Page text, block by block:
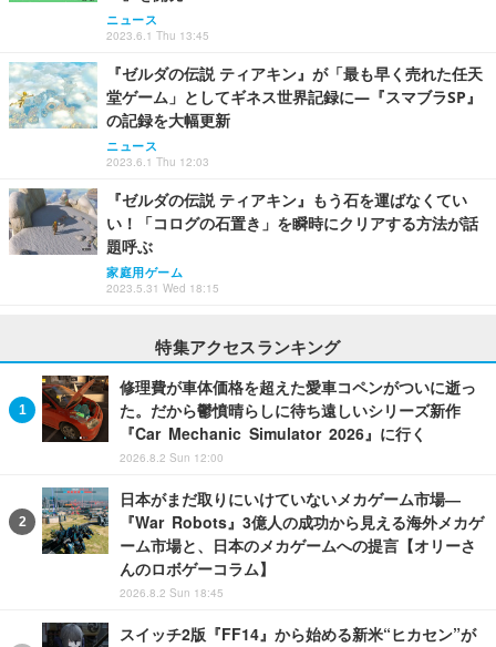
ニュース
2023.6.1 Thu 13:45
『ゼルダの伝説 ティアキン』が「最も早く売れた任天
堂ゲーム」としてギネス世界記録に―『スマブラSP』
の記録を大幅更新
ニュース
2023.6.1 Thu 12:03
『ゼルダの伝説 ティアキン』もう石を運ばなくてい
い！「コログの石置き」を瞬時にクリアする方法が話
題呼ぶ
家庭用ゲーム
2023.5.31 Wed 18:15
特集アクセスランキング
修理費が車体価格を超えた愛車コペンがついに逝っ
た。だから鬱憤晴らしに待ち遠しいシリーズ新作
『Car Mechanic Simulator 2026』に行く
2026.8.2 Sun 12:00
日本がまだ取りにいけていないメカゲーム市場―
『War Robots』3億人の成功から見える海外メカゲ
ーム市場と、日本のメカゲームへの提言【オリーさ
んのロボゲーコラム】
2026.8.2 Sun 18:45
スイッチ2版『FF14』から始める新米“ヒカセン”が